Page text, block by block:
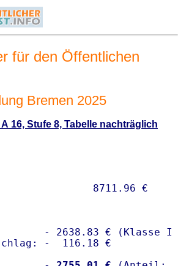
für den Öffentlichen
Bremen 2025
16, Stufe 8, Tabelle nachträglich
- 2638.83 € (Klasse I)
-  116.18 €